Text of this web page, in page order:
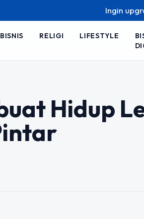
Ingin upgrade
BISNIS RELIGI LIFESTYLE
Hidup